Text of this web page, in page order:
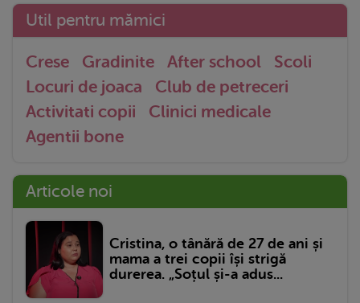
Util pentru mămici
Crese Gradinite After school
Scoli
Locuri de joaca
Club de petreceri
Activitati copii
Clinici medicale
Agentii bone
Articole noi
Cristina, o tânără de 27 de ani și
mama a trei copii își strigă
durerea. „Soțul și-a adus...